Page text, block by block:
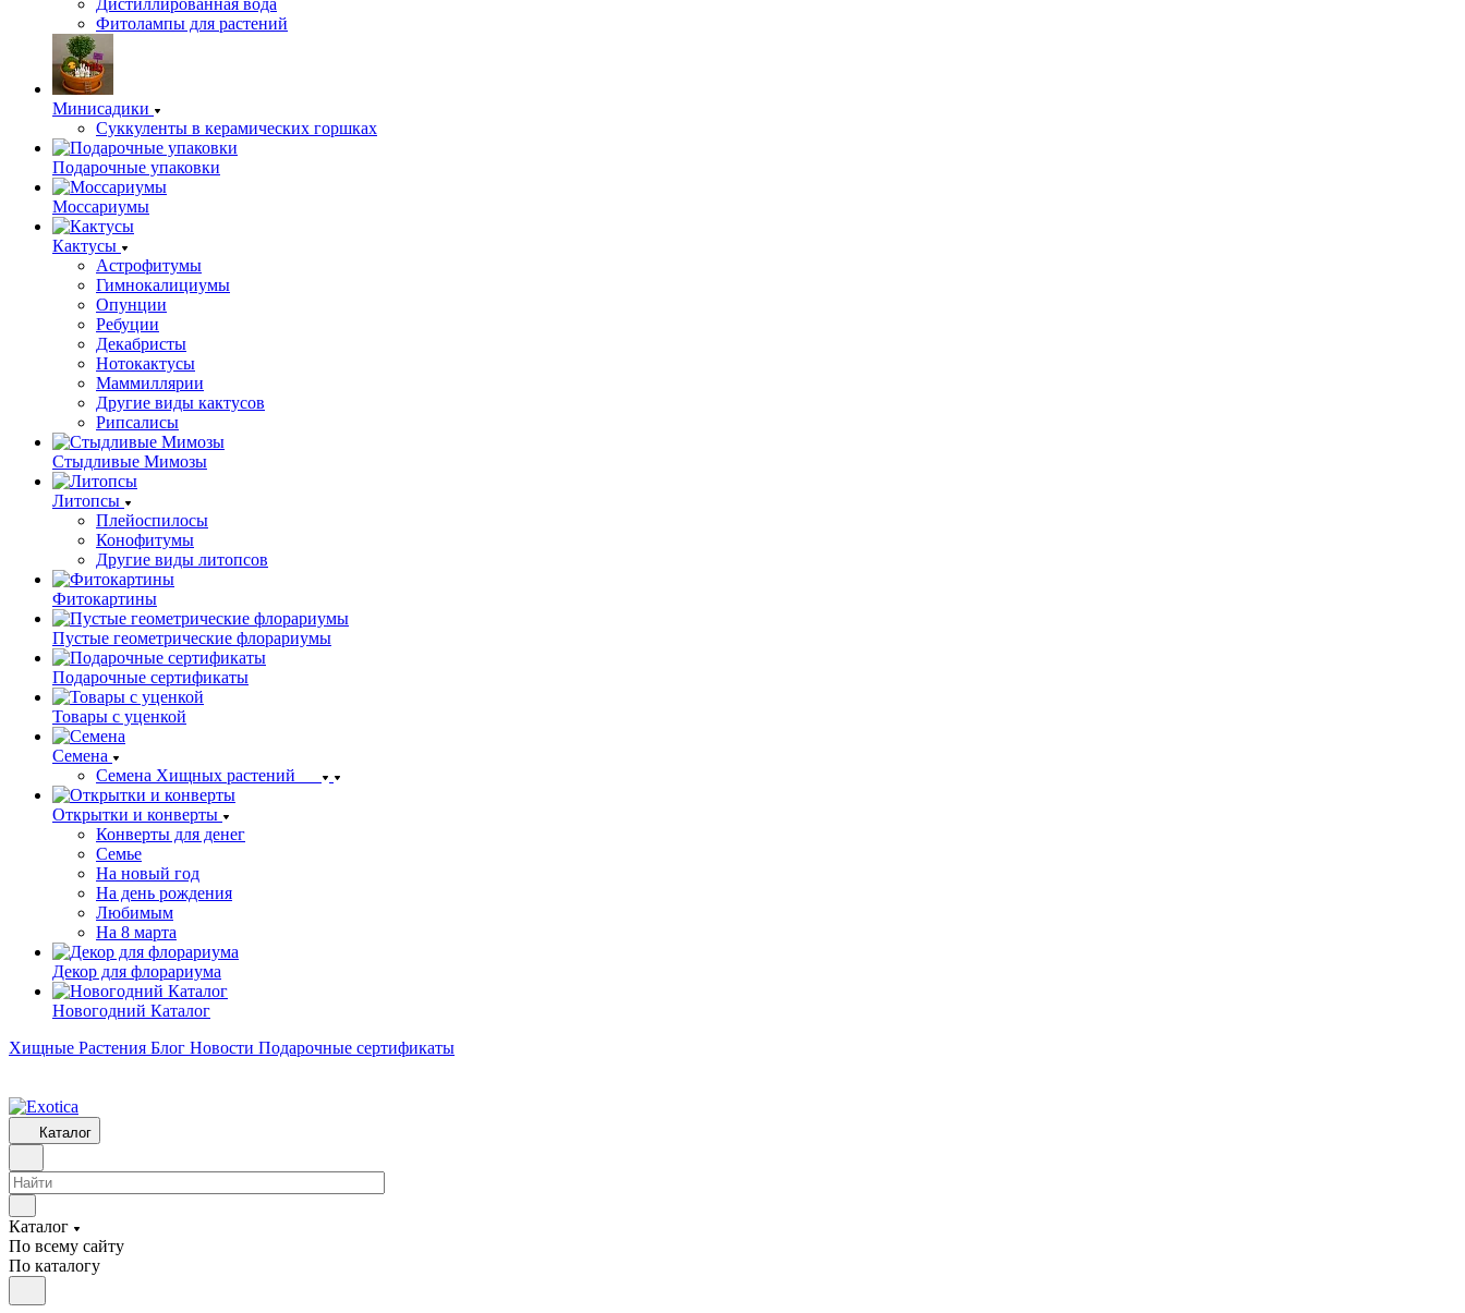
Дистиллированная вода
Фитолампы для растений
Минисадики
Суккуленты в керамических горшках
Подарочные упаковки
Моссариумы
Кактусы
Астрофитумы
Гимнокалициумы
Опунции
Ребуции
Декабристы
Нотокактусы
Маммиллярии
Другие виды кактусов
Рипсалисы
Стыдливые Мимозы
Литопсы
Плейоспилосы
Конофитумы
Другие виды литопсов
Фитокартины
Пустые геометрические флорариумы
Подарочные сертификаты
Товары с уценкой
Семена
Семена Хищных растений
Открытки и конверты
Конверты для денег
Семье
На новый год
На день рождения
Любимым
На 8 марта
Декор для флорариума
Новогодний Каталог
Хищные Растения Блог Новости Подарочные сертификаты
Каталог
Каталог
По всему сайту
По каталогу